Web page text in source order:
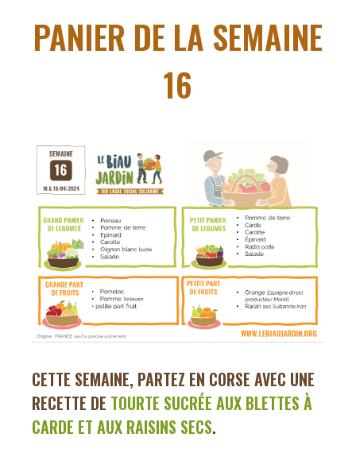
PANIER DE LA SEMAINE
16
CETTE SEMAINE, PARTEZ EN CORSE AVEC UNE
RECETTE DE TOURTE SUCRÉE AUX BLETTES À
CARDE ET AUX RAISINS SECS.